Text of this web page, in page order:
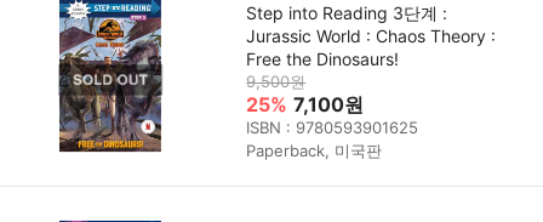
Step into Reading 3단계 :
Jurassic World : Chaos Theory :
Free the Dinosaurs!
9,500원
25% 7,100원
ISBN : 9780593901625
Paperback, 미국판